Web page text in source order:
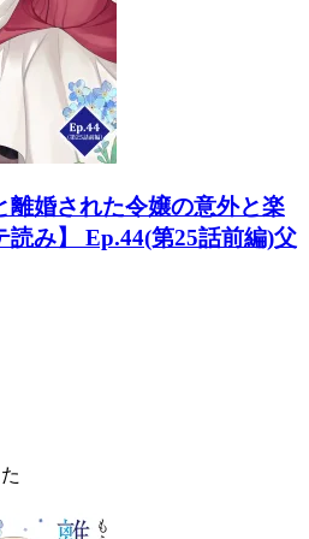
離婚された令嬢の意外と楽
読み】 Ep.44(第25話前編)父